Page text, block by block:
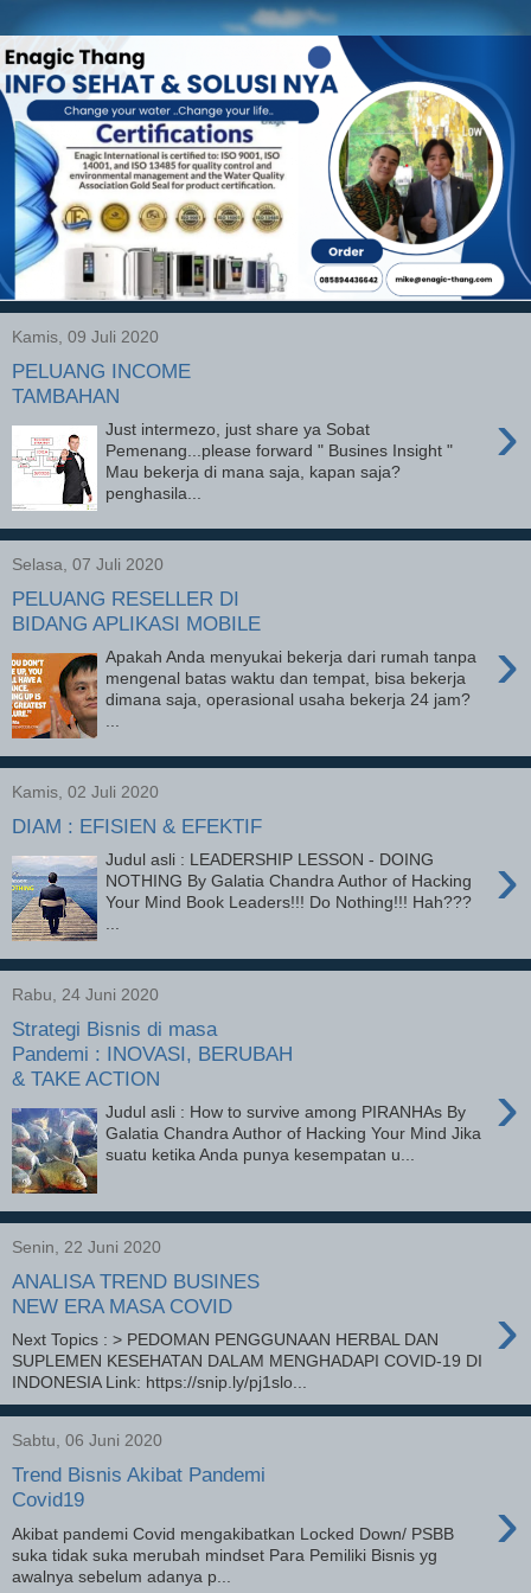
Kamis, 09 Juli 2020
PELUANG INCOME
TAMBAHAN
›
Just intermezo, just share ya Sobat
Pemenang...please forward " Busines Insight "
Mau bekerja di mana saja, kapan saja?
penghasila...
Selasa, 07 Juli 2020
PELUANG RESELLER DI
BIDANG APLIKASI MOBILE
›
Apakah Anda menyukai bekerja dari rumah tanpa
mengenal batas waktu dan tempat, bisa bekerja
dimana saja, operasional usaha bekerja 24 jam?
...
Kamis, 02 Juli 2020
DIAM : EFISIEN & EFEKTIF
›
Judul asli : LEADERSHIP LESSON - DOING
NOTHING By Galatia Chandra Author of Hacking
Your Mind Book Leaders!!! Do Nothing!!! Hah???
...
Rabu, 24 Juni 2020
Strategi Bisnis di masa
Pandemi : INOVASI, BERUBAH
& TAKE ACTION
›
Judul asli : How to survive among PIRANHAs By
Galatia Chandra Author of Hacking Your Mind Jika
suatu ketika Anda punya kesempatan u...
Senin, 22 Juni 2020
ANALISA TREND BUSINES
NEW ERA MASA COVID
›
Next Topics : > PEDOMAN PENGGUNAAN HERBAL DAN
SUPLEMEN KESEHATAN DALAM MENGHADAPI COVID-19 DI
INDONESIA Link: https://snip.ly/pj1slo...
Sabtu, 06 Juni 2020
Trend Bisnis Akibat Pandemi
Covid19
›
Akibat pandemi Covid mengakibatkan Locked Down/ PSBB
suka tidak suka merubah mindset Para Pemiliki Bisnis yg
awalnya sebelum adanya p...